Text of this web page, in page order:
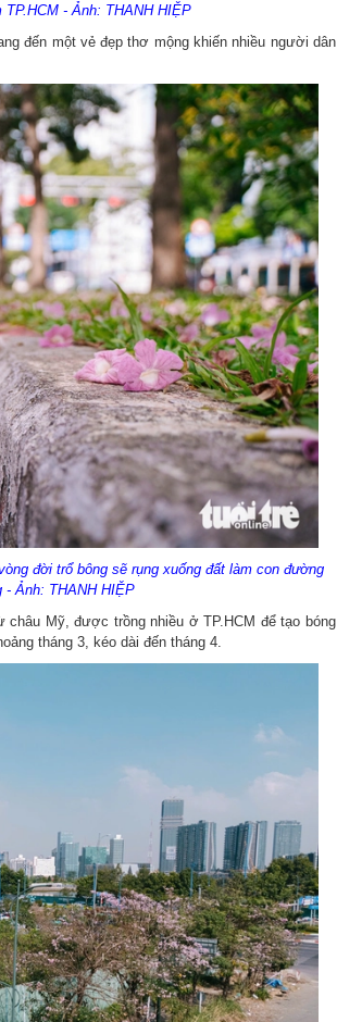
- Ảnh: THANH HIỆP
đến một vẻ đẹp thơ mộng khiến nhiều người dân
đời trổ bông sẽ rụng xuống đất làm con đường
- Ảnh: THANH HIỆP
châu Mỹ, được trồng nhiều ở TP.HCM để tạo bóng
tháng 3, kéo dài đến tháng 4.